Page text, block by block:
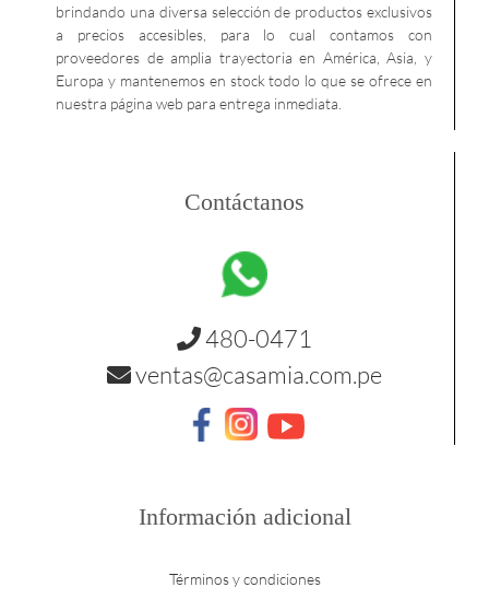
brindando una diversa selección de productos exclusivos
a precios accesibles, para lo cual contamos con
proveedores de amplia trayectoria en América, Asia, y
Europa y mantenemos en stock todo lo que se ofrece en
nuestra página web para entrega inmediata.
Contáctanos
480-0471
ventas@casamia.com.pe
Información adicional
Términos y condiciones